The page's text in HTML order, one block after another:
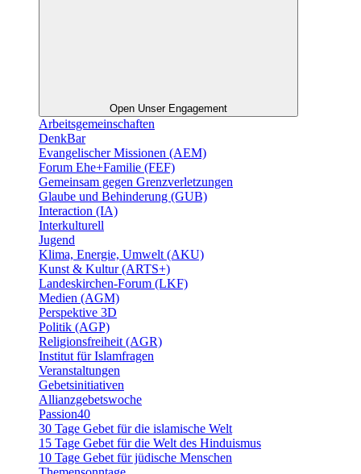
Open Unser Engagement
Arbeitsgemeinschaften
DenkBar
Evangelischer Missionen (AEM)
Forum Ehe+Familie (FEF)
Gemeinsam gegen Grenzverletzungen
Glaube und Behinderung (GUB)
Interaction (IA)
Interkulturell
Jugend
Klima, Energie, Umwelt (AKU)
Kunst & Kultur (ARTS+)
Landeskirchen-Forum (LKF)
Medien (AGM)
Perspektive 3D
Politik (AGP)
Religionsfreiheit (AGR)
Institut für Islamfragen
Veranstaltungen
Gebetsinitiativen
Allianzgebetswoche
Passion40
30 Tage Gebet für die islamische Welt
15 Tage Gebet für die Welt des Hinduismus
10 Tage Gebet für jüdische Menschen